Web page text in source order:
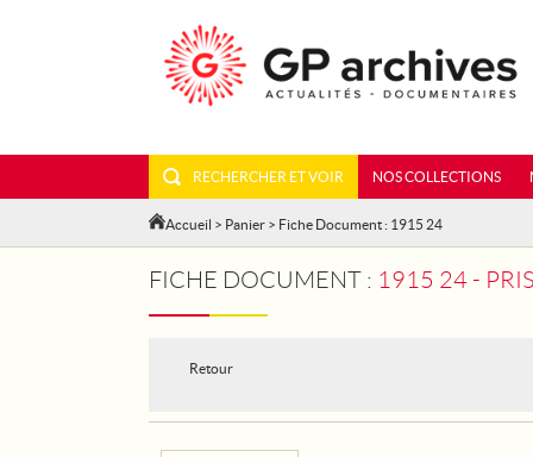
RECHERCHER ET VOIR NOS COLLECTIONS
Accueil > Panier > Fiche Document : 1915 24
FICHE DOCUMENT : 1915 24 -
Retour